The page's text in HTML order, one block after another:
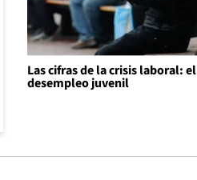
Las cifras de la crisis laboral: el
desempleo juvenil